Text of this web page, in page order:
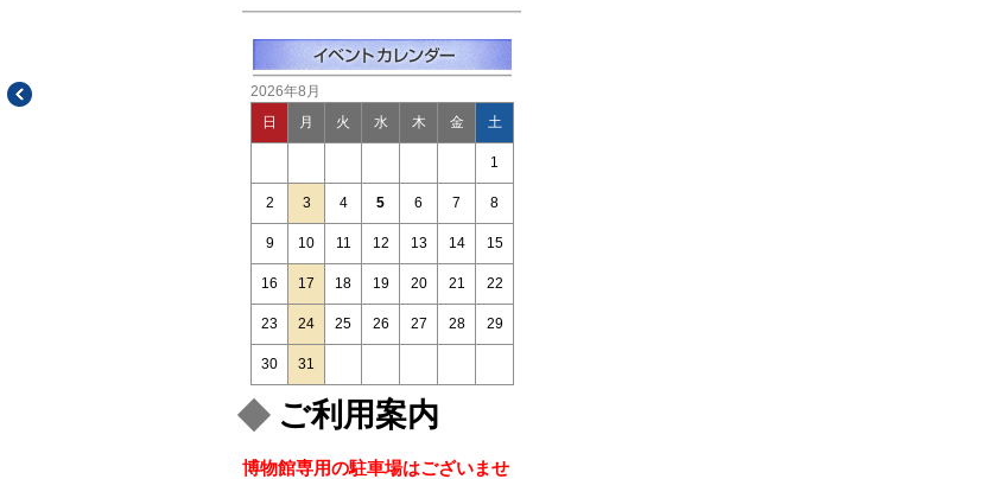
2026年8月
日 月 火 水 木 金 土
1
2 3 4 5 6 7 8
9 10 11 12 13 14 15
16 17 18 19 20 21 22
23 24 25 26 27 28 29
30 31
ご利用案内
博物館専用の駐車場はございませ